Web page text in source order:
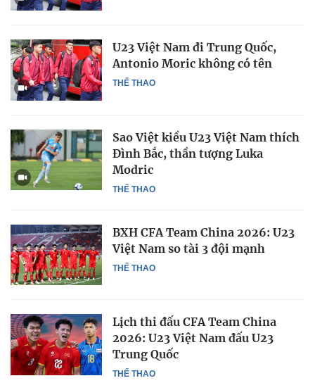
THỂ THAO
U23 Việt Nam đi Trung Quốc,
Antonio Moric không có tên
THỂ THAO
Sao Việt kiều U23 Việt Nam thích
Đình Bắc, thần tượng Luka
Modric
THỂ THAO
BXH CFA Team China 2026: U23
Việt Nam so tài 3 đội mạnh
THỂ THAO
Lịch thi đấu CFA Team China
2026: U23 Việt Nam đấu U23
Trung Quốc